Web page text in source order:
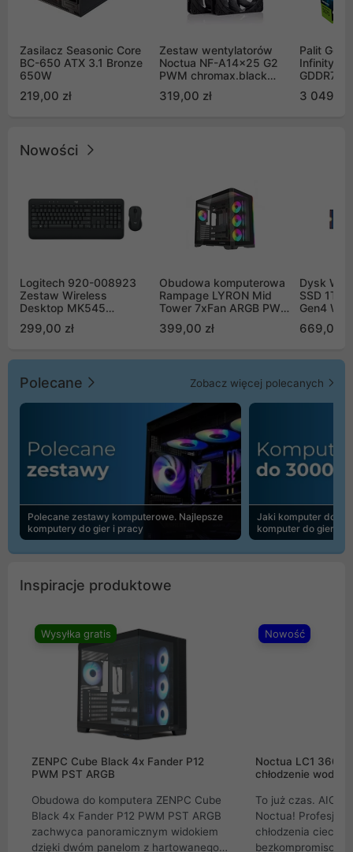
Zasilacz Seasonic Core
BC-650 ATX 3.1 Bronze
650W
219,00 zł
Zestaw wentylatorów
Noctua NF-A14x25 G2
PWM chromax.black
Push Pull (2szt)
319,00 zł
Palit
Infinity 3
GDDR7
GB2050S)
3 049,00
Nowości
Logitech 920-008923
Zestaw Wireless
Desktop MK545
299,00 zł
Obudowa komputerowa
Rampage LYRON Mid
Tower 7xFan ARGB PWM
399,00 zł
Dysk WD
SSD 1TB
Gen4
669,00
Polecane Zobacz więcej polecanych
Polecane zestawy komputerowe. Najlepsze
komputery do gier i pracy
Jaki komputer do
komputer do gier |
Inspiracje produktowe
Wysyłka gratis
ZENPC Cube Black 4x Fander P12
PWM PST ARGB
Obudowa do komputera ZENPC Cube
Black 4x Fander P12 PWM PST ARGB
zachwyca panoramicznym widokiem
dzięki dwóm panelom z hartowanego
Nowość
Noctua LC1
chłodzenie wodne
To już czas. AIO
Noctua!
chłodzenia cieczą